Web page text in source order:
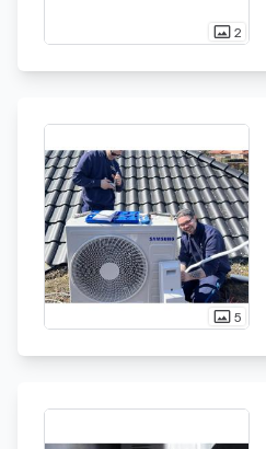
photo_size_select_actual2
photo_size_select_actual5